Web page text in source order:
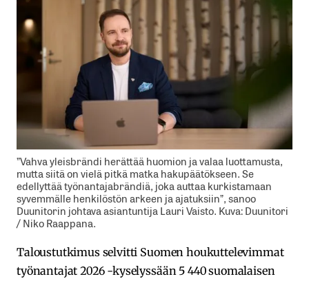
”Vahva yleisbrändi herättää huomion ja valaa luottamusta,
mutta siitä on vielä pitkä matka hakupäätökseen. Se
edellyttää työnantajabrändiä, joka auttaa kurkistamaan
syvemmälle henkilöstön arkeen ja ajatuksiin”, sanoo
Duunitorin johtava asiantuntija Lauri Vaisto. Kuva: Duunitori
/ Niko Raappana.
Taloustutkimus selvitti Suomen houkuttelevimmat
työnantajat 2026 -kyselyssään 5 440 suomalaisen